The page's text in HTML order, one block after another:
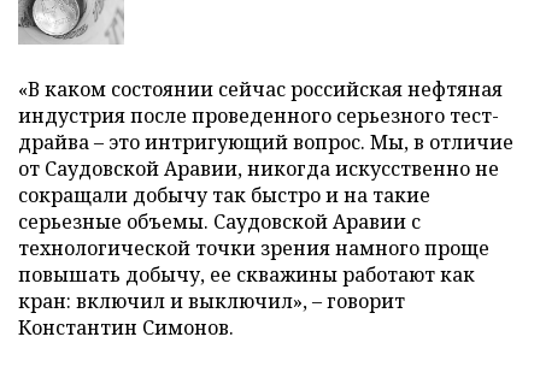
«В каком состоянии сейчас российская нефтяная
индустрия после проведенного серьезного тест-
драйва – это интригующий вопрос. Мы, в отличие
от Саудовской Аравии, никогда искусственно не
сокращали добычу так быстро и на такие
серьезные объемы. Саудовской Аравии с
технологической точки зрения намного проще
повышать добычу, ее скважины работают как
кран: включил и выключил», – говорит
Константин Симонов.